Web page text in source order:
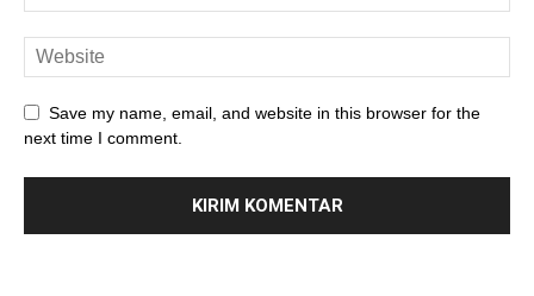
Save my name, email, and website in this browser for the
next time I comment.